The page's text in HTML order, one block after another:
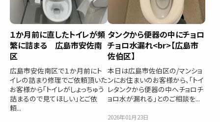
１か月前に直したトイレが頻
繁に詰まる 広島市安佐南
区
広島市安佐南区で１か月前にト
イレの詰まり修理でご依頼頂いた
お客様から「トイレがしょっちゅう
詰まるので見てほしい」とご依
頼...
タンクから便器の中にチョロ
チョロ水漏れ<br>【広島市
佐伯区】
本日は広島市佐伯区の/マンショ
ンにお住まいのお客様から、「トイ
レタンクから便器の中へチョロチ
ョロ水が漏れる」とのご相談を...
2026年01月23日